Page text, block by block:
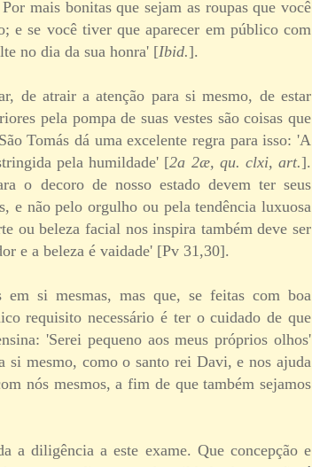
mais bonitas que sejam as roupas que você
e se você tiver que aparecer em público com
no dia da sua honra' [Ibid.].
de atrair a atenção para si mesmo, de estar
pela pompa de suas vestes são coisas que
Tomás dá uma excelente regra para isso: 'A
pela humildade' [2a 2æ, qu. clxi, art.].
o decoro de nosso estado devem ter seus
e não pelo orgulho ou pela tendência luxuosa
ou beleza facial nos inspira também deve ser
e a beleza é vaidade' [Pv 31,30].
em si mesmas, mas que, se feitas com boa
requisito necessário é ter o cuidado de que
'Serei pequeno aos meus próprios olhos'
si mesmo, como o santo rei Davi, e nos ajuda
nós mesmos, a fim de que também sejamos
a diligência a este exame. Que concepção e